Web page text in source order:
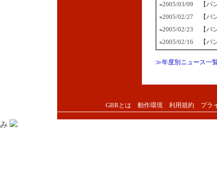
■2005/03/09 【パ
■2005/02/27 【
■2005/02/23 【パ
■2005/02/16 【パ
≫年度別ニュース一
GBRとは 動作環境 利用規約 プラ
み